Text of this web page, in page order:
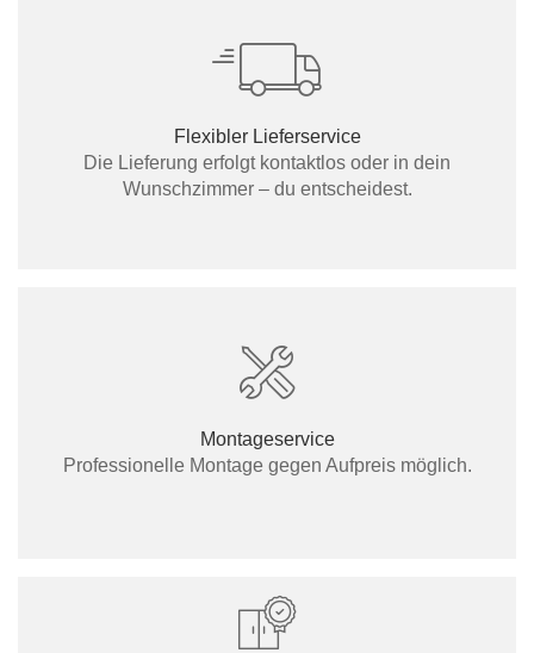
Flexibler Lieferservice
Die Lieferung erfolgt kontaktlos oder in dein
Wunschzimmer – du entscheidest.
Montageservice
Professionelle Montage gegen Aufpreis möglich.